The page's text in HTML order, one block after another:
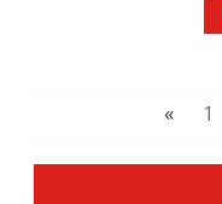
« 1